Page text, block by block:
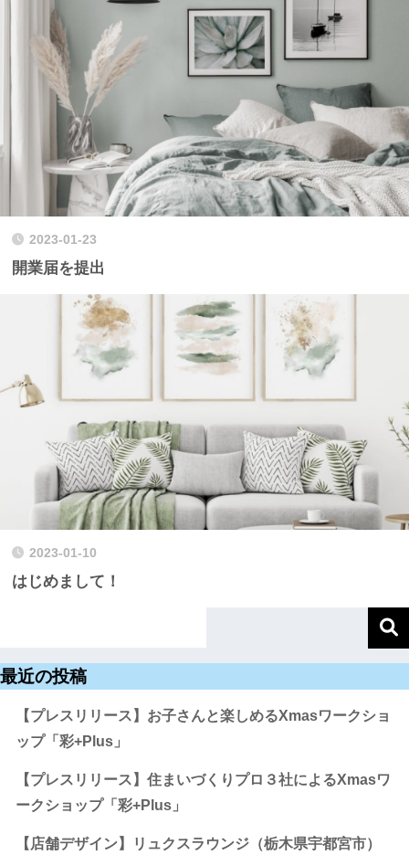
2023-01-23
開業届を提出
2023-01-10
はじめまして！
最近の投稿
【プレスリリース】お子さんと楽しめるXmasワークショ
ップ「彩+Plus」
【プレスリリース】住まいづくりプロ３社によるXmasワ
ークショップ「彩+Plus」
【店舗デザイン】リュクスラウンジ（栃木県宇都宮市）